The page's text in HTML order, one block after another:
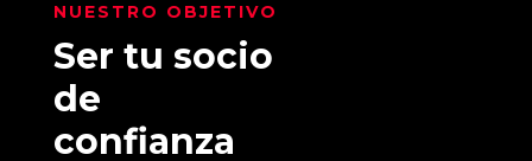
NUESTRO OBJETIVO
Ser tu socio
de
confianza